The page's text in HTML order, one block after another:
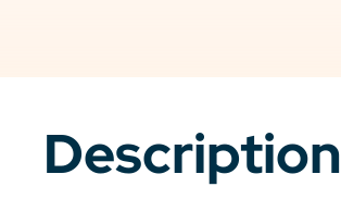
Description